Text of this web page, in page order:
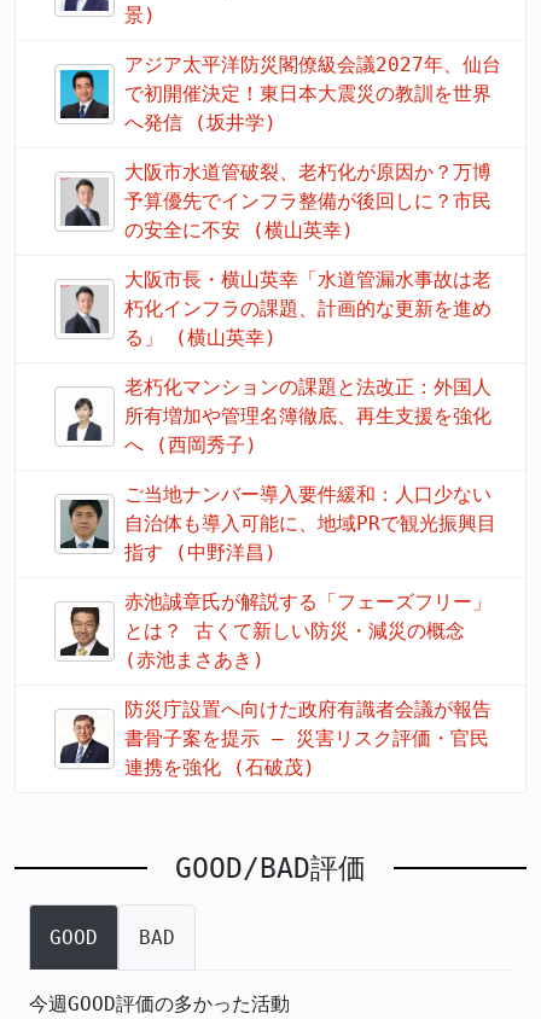
景)
アジア太平洋防災閣僚級会議2027年、仙台
で初開催決定！東日本大震災の教訓を世界
へ発信 (坂井学)
大阪市水道管破裂、老朽化が原因か？万博
予算優先でインフラ整備が後回しに？市民
の安全に不安 (横山英幸)
大阪市長・横山英幸「水道管漏水事故は老
朽化インフラの課題、計画的な更新を進め
る」 (横山英幸)
老朽化マンションの課題と法改正：外国人
所有増加や管理名簿徹底、再生支援を強化
へ (西岡秀子)
ご当地ナンバー導入要件緩和：人口少ない
自治体も導入可能に、地域PRで観光振興目
指す (中野洋昌)
赤池誠章氏が解説する「フェーズフリー」
とは？ 古くて新しい防災・減災の概念
(赤池まさあき)
防災庁設置へ向けた政府有識者会議が報告
書骨子案を提示 – 災害リスク評価・官民
連携を強化 (石破茂)
GOOD/BAD評価
GOOD BAD
今週GOOD評価の多かった活動